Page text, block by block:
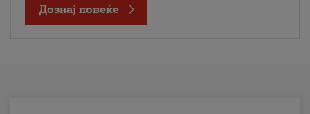
Дознај повеќе